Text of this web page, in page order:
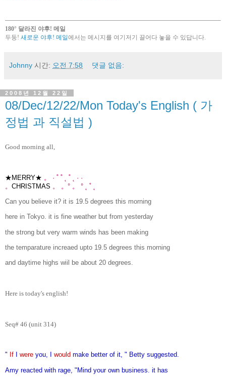
180° 달라진 야후! 메일
두둥! 새로운 야후! 메일에서는 메시지를 여기저기 끌어다 놓을 수 있답니다.
Johnny 시간: 오전 7:58 댓글 없음:
2008년 12월 22일
08/Dec/12/22/Mon Today's English ( 가
정법 과 직설법 )
Good morning all,
★MERRY★ 。 · ˚ ˚ ˛ ˚ ˛ · ·
。 CHRISTMAS 。 。° 。 ° ˛ ˚ ˛
Can you believe it? it is 19.5 degrees this morning
here in Tokyo. it is fine weather but from yesterday
the strong but very warm winds has been making
the temparature increaed upto 19.5 degrees this morning
and daytime highs wiil be about 20 degrees.
Here is today's english!
Seq# 46 (unit 314)
" If were you, I would make better of it, " Betty suggested.
Amy reacted with rage, "Mind your own business. it has